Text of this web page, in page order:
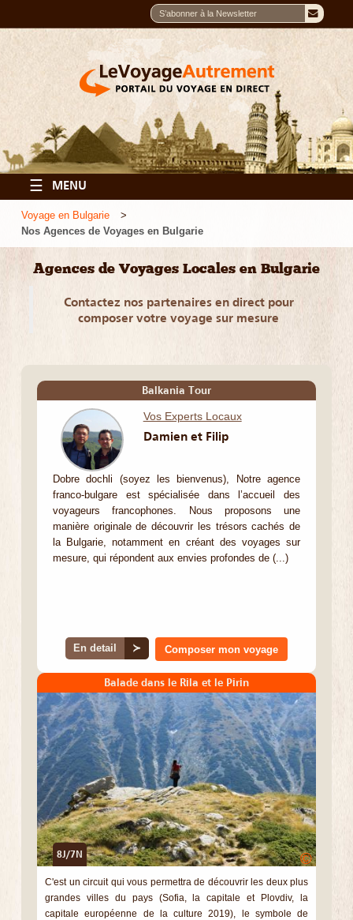
☰ MENU
Voyage en Bulgarie
Nos Agences de Voyages en Bulgarie
Agences de Voyages Locales en Bulgarie
Contactez nos partenaires en direct pour
composer votre voyage sur mesure
Balkania Tour
Vos Experts Locaux
Damien et Filip
Dobre dochli (soyez les bienvenus), Notre agence
franco-bulgare est spécialisée dans l’accueil des
voyageurs francophones. Nous proposons une
manière originale de découvrir les trésors cachés de
la Bulgarie, notamment en créant des voyages sur
mesure, qui répondent aux envies profondes de (...)
En detail ≻ Composer mon voyage
Balade dans le Rila et le Pirin
8J/7N ©
C'est un circuit qui vous permettra de découvrir les deux plus
grandes villes du pays (Sofia, la capitale et Plovdiv, la
capitale européenne de la culture 2019), le symbole de